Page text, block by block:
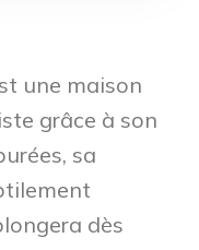
une maison
grâce à son
sa
dès